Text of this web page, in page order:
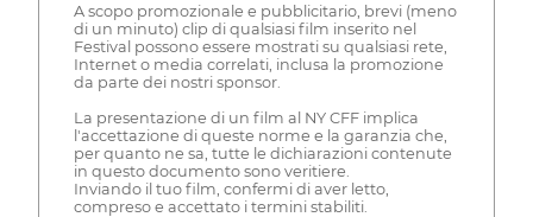
A scopo promozionale e pubblicitario, brevi (meno
di un minuto) clip di qualsiasi film inserito nel
Festival possono essere mostrati su qualsiasi rete,
Internet o media correlati, inclusa la promozione
da parte dei nostri sponsor.
La presentazione di un film al NY CFF implica
l'accettazione di queste norme e la garanzia che,
per quanto ne sa, tutte le dichiarazioni contenute
in questo documento sono veritiere.
Inviando il tuo film, confermi di aver letto,
compreso e accettato i termini stabiliti.